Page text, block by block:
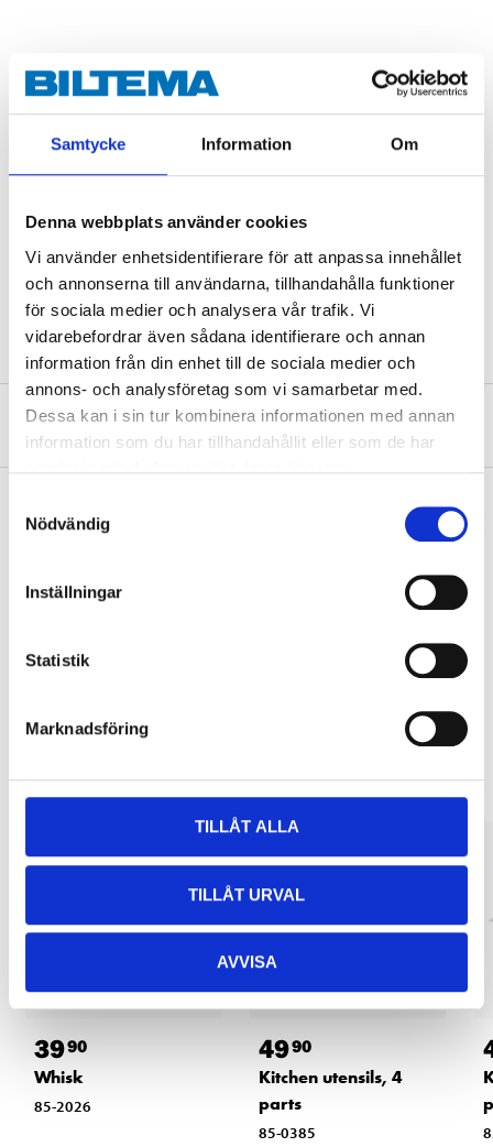
Samtycke Information Om
Denna webbplats använder cookies
Vi använder enhetsidentifierare för att anpassa innehållet
och annonserna till användarna, tillhandahålla funktioner
för sociala medier och analysera vår trafik. Vi
vidarebefordrar även sådana identifierare och annan
information från din enhet till de sociala medier och
annons- och analysföretag som vi samarbetar med.
Dessa kan i sin tur kombinera informationen med annan
information som du har tillhandahållit eller som de har
Nödvändig
Inställningar
Statistik
Marknadsföring
TILLÅT ALLA
TILLÅT URVAL
AVVISA
Technical specifications
Type
grill spatula
Length
29,7 cm
Height
3 cm
Material rubber, PP plastic, stainless
steel
About the manufacturer
Pay & Collect in your local store within 2 hours! For more information
Other customers also bought
3990
Whisk
85-2026
4990
Kitchen utensils, 4
parts
85-0385